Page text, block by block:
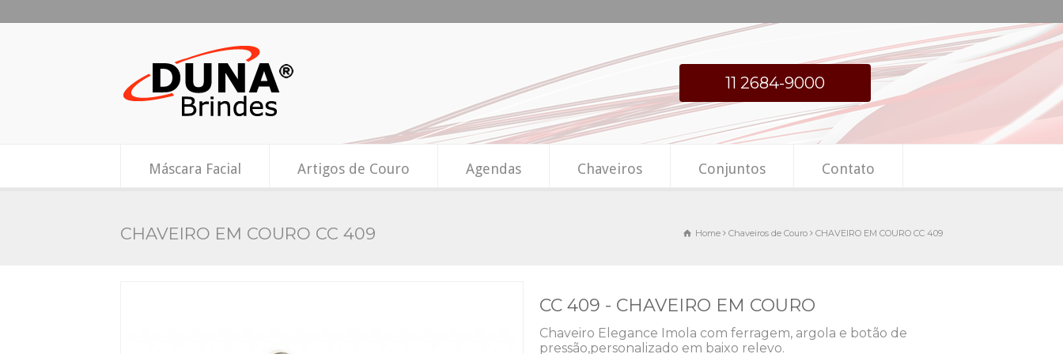
11 2684-9000
Máscara Facial Artigos de Couro Agendas Chaveiros Conjuntos Contato
CHAVEIRO EM COURO CC 409 Home Chaveiros de Couro CHAVEIRO EM COURO CC 409
CC 409 - CHAVEIRO EM COURO
Chaveiro Elegance Imola com ferragem, argola e botão de
pressão,personalizado em baixo relevo.